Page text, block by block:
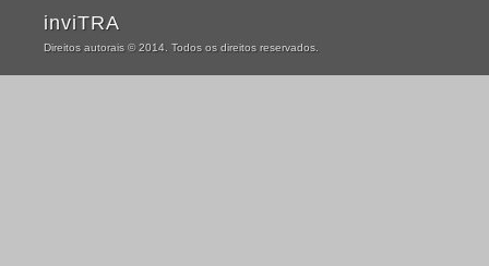
inviTRA
Direitos autorais © 2014. Todos os direitos reservados.